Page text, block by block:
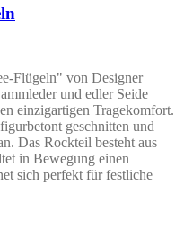
Flügeln" von Designer
und edler Seide
einzigartigen Tragekomfort.
geschnitten und
Das Rockteil besteht aus
in Bewegung einen
sich perfekt für festliche